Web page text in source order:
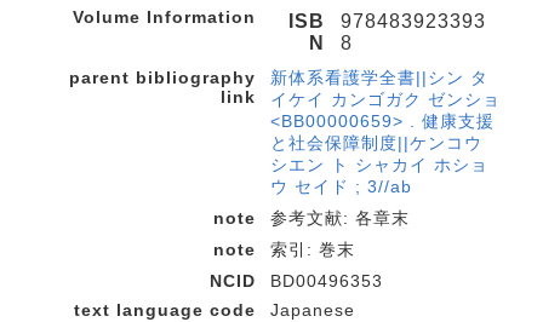
Volume Information
ISB
N
978483923393
8
parent bibliography
link
新体系看護学全書||シン タ
イケイ カンゴガク ゼンショ
<BB00000659> . 健康支援
と社会保障制度||ケンコウ
シエン ト シャカイ ホショ
ウ セイド ; 3//ab
note
参考文献: 各章末
note
索引: 巻末
NCID
BD00496353
text language code
Japanese